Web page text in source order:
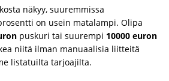
näkyy, suuremmissa
on usein matalampi. Olipa
puskuri tai suurempi 10000 euron
niitä ilman manuaalisia liitteitä
listatuilta tarjoajilta.